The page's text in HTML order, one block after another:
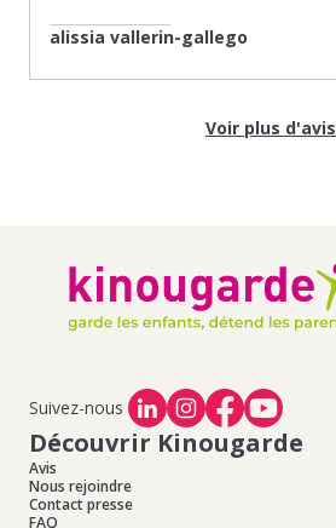
alissia vallerin-gallego
Voir plus d'avis
Suivez-nous
Découvrir Kinougarde
Avis
Nous rejoindre
Contact presse
FAQ